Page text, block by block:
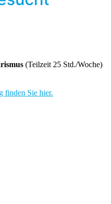
(Teilzeit 25 Std./Woche)
finden Sie hier.